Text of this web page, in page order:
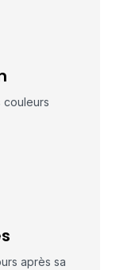
couleurs
après sa